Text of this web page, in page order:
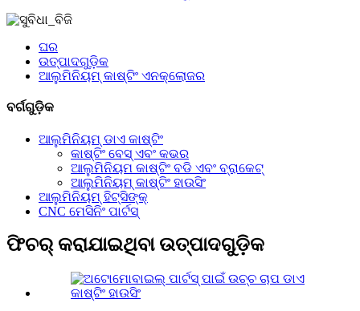
ଘର
ଉତ୍ପାଦଗୁଡ଼ିକ
ଆଲୁମିନିୟମ୍ କାଷ୍ଟିଂ ଏନକ୍ଲୋଜର
ବର୍ଗଗୁଡ଼ିକ
ଆଲୁମିନିୟମ୍ ଡାଏ କାଷ୍ଟିଂ
କାଷ୍ଟିଂ ବେସ୍ ଏବଂ କଭର
ଆଲୁମିନିୟମ କାଷ୍ଟିଂ ବଡି ଏବଂ ବ୍ରାକେଟ୍
ଆଲୁମିନିୟମ୍ କାଷ୍ଟିଂ ହାଉସିଂ
ଆଲୁମିନିୟମ୍ ହିଟ୍ସିଙ୍କ୍
CNC ମେସିନିଂ ପାର୍ଟସ୍
ଫିଚର୍ କରାଯାଇଥିବା ଉତ୍ପାଦଗୁଡ଼ିକ